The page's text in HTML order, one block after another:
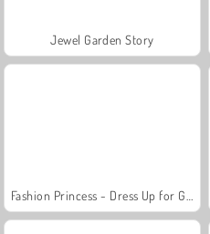
Jewel Garden Story